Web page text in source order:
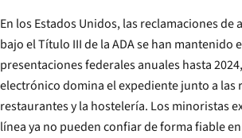
En los Estados Unidos, las reclamaciones de
bajo el Título III de la ADA se han mantenido en torno a 4.300
presentaciones federales anuales hasta
electrónico domina el expediente junto a las
restaurantes y la hostelería. Los minoristas exclusivamente en
línea ya no pueden confiar de forma fiable